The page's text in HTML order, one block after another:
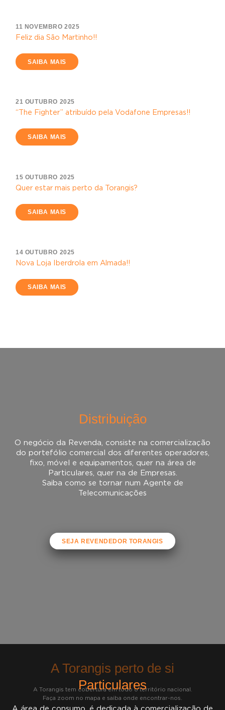
11 NOVEMBRO 2025
Feliz dia São Martinho!!
SAIBA MAIS
21 OUTUBRO 2025
“The Fighter” atribuído pela Vodafone Empresas!!
SAIBA MAIS
15 OUTUBRO 2025
Quer estar mais perto da Torangis?
SAIBA MAIS
14 OUTUBRO 2025
Nova Loja Iberdrola em Almada!!
SAIBA MAIS
Distribuição
O negócio da Revenda, consiste na comercialização
do portefólio comercial dos diferentes operadores,
fixo, móvel e equipamentos, quer na área de
Particulares, quer na de Empresas.
Saiba como se tornar num Agente de
Telecomunicações
SEJA REVENDEDOR TORANGIS
Particulares
A Torangis perto de si
A Torangis tem cobertura em todo o território nacional.
Faça zoom no mapa e saiba onde encontrar-nos.